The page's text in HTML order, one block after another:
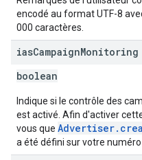
encodé au format UTF-8
000 caractères.
iasCampaignMonitoring
boolean
Indique si le contrôle des
est activé. Afin d'activer
vous que
a été défini sur votre numéro